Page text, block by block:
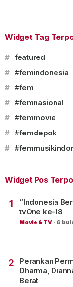
Widget Tag
# featured
# #femindonesia
# #fem
# #femnasional
# #femmovie
# #femdepok
#
Widget Pos
1
“Indonesia
tvOne ke-18
Movie & TV - 6
2
Perankan
Dharma,
Berat